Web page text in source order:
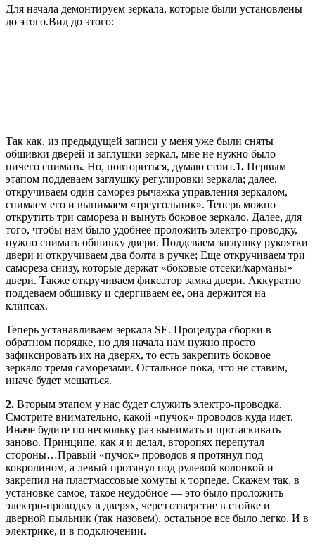
Для начала демонтируем зеркала, которые были установлены
до этого.Вид до этого:
Так как, из предыдущей записи у меня уже были сняты
обшивки дверей и заглушки зеркал, мне не нужно было
ничего снимать. Но, повториться, думаю стоит.1. Первым
этапом поддеваем заглушку регулировки зеркала; далее,
откручиваем один саморез рычажка управления зеркалом,
снимаем его и вынимаем «треугольник». Теперь можно
открутить три самореза и вынуть боковое зеркало. Далее, для
того, чтобы нам было удобнее проложить электро-проводку,
нужно снимать обшивку двери. Поддеваем заглушку рукоятки
двери и откручиваем два болта в ручке; Еще откручиваем три
самореза снизу, которые держат «боковые отсеки/карманы»
двери. Также откручиваем фиксатор замка двери. Аккуратно
поддеваем обшивку и сдергиваем ее, она держится на
клипсах.
Теперь устанавливаем зеркала SE. Процедура сборки в
обратном порядке, но для начала нам нужно просто
зафиксировать их на дверях, то есть закрепить боковое
зеркало тремя саморезами. Остальное пока, что не ставим,
иначе будет мешаться.
2. Вторым этапом у нас будет служить электро-проводка.
Смотрите внимательно, какой «пучок» проводов куда идет.
Иначе будите по нескольку раз вынимать и протаскивать
заново. Принципе, как я и делал, второпях перепутал
стороны…Правый «пучок» проводов я протянул под
ковролином, а левый протянул под рулевой колонкой и
закрепил на пластмассовые хомуты к торпеде. Скажем так, в
установке самое, такое неудобное — это было проложить
электро-проводку в дверях, через отверстие в стойке и
дверной пыльник (так назовем), остальное все было легко. И в
электрике, и в подключении.